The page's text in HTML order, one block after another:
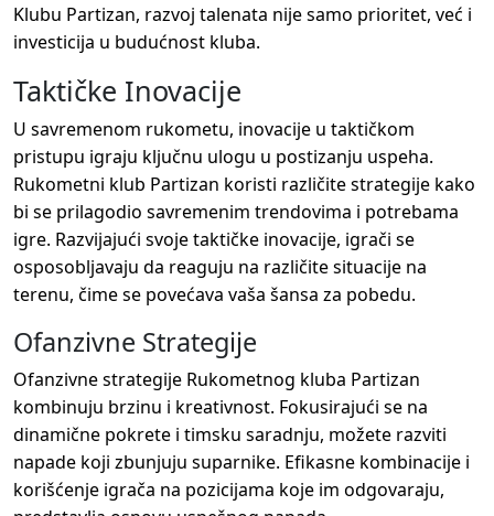
Klubu Partizan, razvoj talenata nije samo prioritet, već i
investicija u budućnost kluba.
Taktičke Inovacije
U savremenom rukometu, inovacije u taktičkom
pristupu igraju ključnu ulogu u postizanju uspeha.
Rukometni klub Partizan koristi različite strategije kako
bi se prilagodio savremenim trendovima i potrebama
igre. Razvijajući svoje taktičke inovacije, igrači se
osposobljavaju da reaguju na različite situacije na
terenu, čime se povećava vaša šansa za pobedu.
Ofanzivne Strategije
Ofanzivne strategije Rukometnog kluba Partizan
kombinuju brzinu i kreativnost. Fokusirajući se na
dinamične pokrete i timsku saradnju, možete razviti
napade koji zbunjuju suparnike. Efikasne kombinacije i
korišćenje igrača na pozicijama koje im odgovaraju,